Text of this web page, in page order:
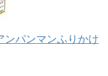
ンパンマンふりかけ